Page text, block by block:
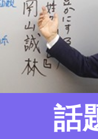
南山誠林について
漢字の語源
漢字の歴史
苗字100のルーツ
話